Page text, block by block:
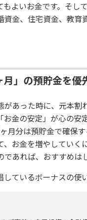
もよいお金です。そし
資金、住宅資金、教
月」の預貯金を
があった時に、元本割
お金の安定」が心の
月分は預貯金で確保
、お金を増やしてい
あれば、おすすめは
しているボーナスの使